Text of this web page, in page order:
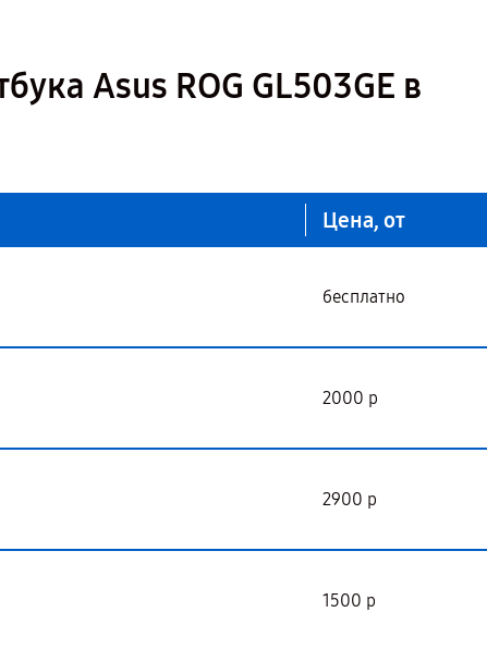
Asus ROG GL503GE в
Цена, от
бесплатно
2000 р
2900 р
1500 р